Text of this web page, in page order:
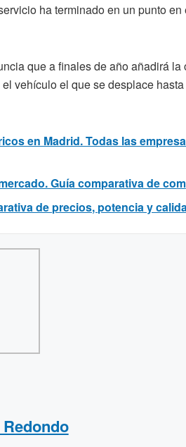
ha terminado en un punto en
que a finales de año añadirá la
vehículo el que se desplace
en Madrid. Todas las
Guía comparativa de
de precios, potencia y